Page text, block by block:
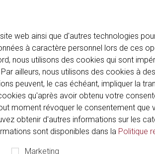
web ainsi que d'autres technologies
à caractère personnel lors de ces
nous utilisons des cookies qui sont
ailleurs, nous utilisons des cookies à
peuvent, le cas échéant, impliquer la
qu'après avoir obtenu votre
moment révoquer le consentement
obtenir d'autres informations sur les
sont disponibles dans la Politique
Marketing
AM-08-2
are
in-depth preparation, in July Business
successfully established a strategic